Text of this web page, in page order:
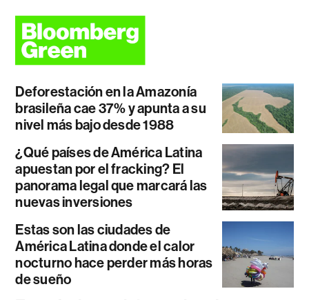
Deforestación en la Amazonía
brasileña cae 37% y apunta a su
nivel más bajo desde 1988
¿Qué países de América Latina
apuestan por el fracking? El
panorama legal que marcará las
nuevas inversiones
Estas son las ciudades de
América Latina donde el calor
nocturno hace perder más horas
de sueño